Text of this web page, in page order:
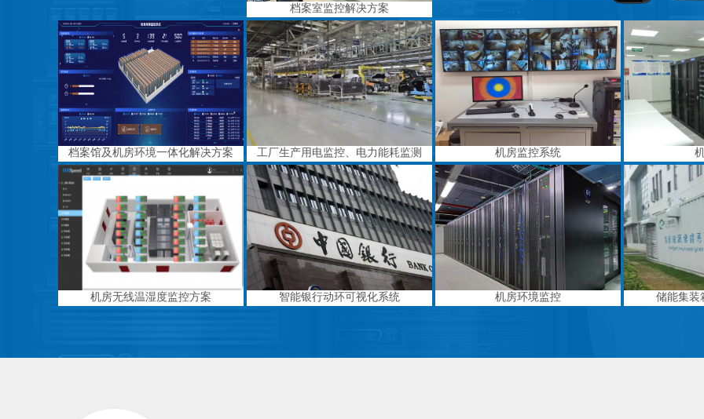
档案室监控解决方案
档案馆及机房环境一体化解决方案 工厂生产用电监控、电力能耗监测 机房监控系统
机房无线温湿度监控方案 智能银行动环可视化系统 机房环境监控 储能集装